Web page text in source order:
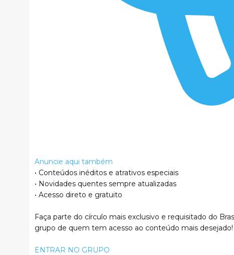
Anuncie aqui também
• Conteúdos inéditos e atrativos especiais
• Novidades quentes sempre atualizadas
• Acesso direto e gratuito
Faça parte do círculo mais exclusivo e requisitado do
grupo de quem tem acesso ao conteúdo mais desejado!
ENTRAR NO GRUPO